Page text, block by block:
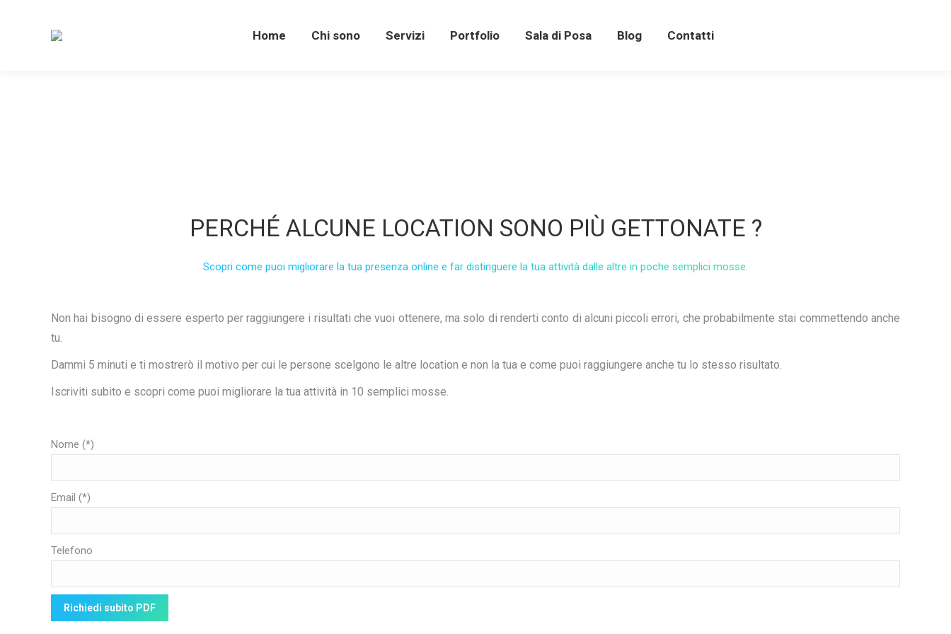
Home Chi sono Servizi Portfolio Sala di Posa Blog Contatti
PERCHÉ ALCUNE LOCATION SONO PIÙ GETTONATE ?
Scopri come puoi migliorare la tua presenza online e far distinguere la tua attività dalle altre in poche semplici mosse.
Non hai bisogno di essere esperto per raggiungere i risultati che vuoi ottenere, ma solo di renderti conto di alcuni piccoli errori, che probabilmente stai commettendo anche
tu.
Dammi 5 minuti e ti mostrerò il motivo per cui le persone scelgono le altre location e non la tua e come puoi raggiungere anche tu lo stesso risultato.
Iscriviti subito e scopri come puoi migliorare la tua attività in 10 semplici mosse.
Nome (*)
Email (*)
Telefono